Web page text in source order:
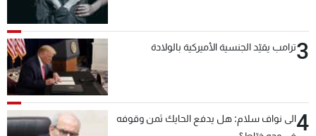
3ترامب يقيّد الجنسية الأميركية بالولادة
4الى نواف سلام: هل يدفع الحايك ثمن وقوفه